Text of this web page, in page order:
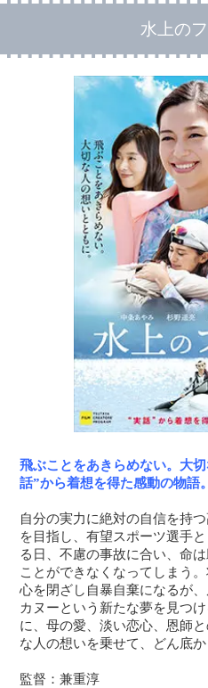
水上の
飛ぶことをあきらめない。大
話”から着想を得た感動の物語。
自分の実力に絶対の自信を持
を目指し、有望スポーツ選手
る日、不慮の事故に合い、命
ことができなくなってしまう
心を閉ざし自暴自棄になるが
カヌーという新たな夢を見つ
に、母の愛、淡い恋心、恩師
な人の想いを乗せて、どん底
監督：兼重淳